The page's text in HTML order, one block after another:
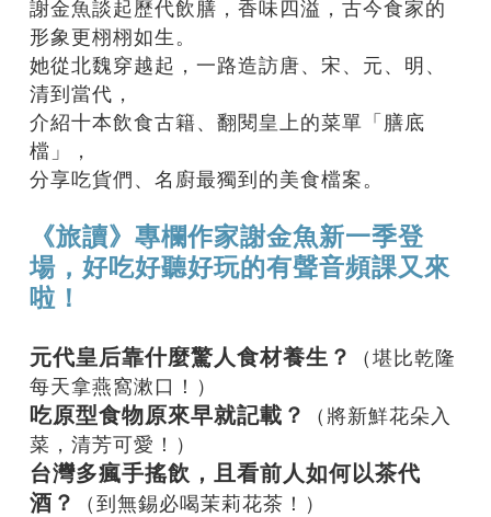
謝金魚談起歷代飲膳，香味四溢，古今食家的
形象更栩栩如生。
她從北魏穿越起，一路造訪唐、宋、元、明、
清到當代，
介紹十本飲食古籍、翻閱皇上的菜單「膳底
檔」，
分享吃貨們、名廚最獨到的美食檔案。
《旅讀》專欄作家謝金魚新一季登
場，好吃好聽好玩的有聲音頻課又來
啦！
元代皇后靠什麼驚人食材養生？
（堪比乾隆
每天拿燕窩漱口！）
吃原型食物原來早就記載？
（將新鮮花朵入
菜，清芳可愛！）
台灣多瘋手搖飲，且看前人如何以茶代
酒？
（到無錫必喝茉莉花茶！）